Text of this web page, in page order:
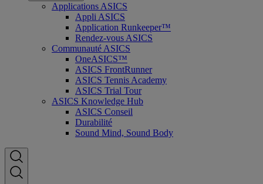
Applications ASICS
Appli ASICS
Application Runkeeper™
Rendez-vous ASICS
Communauté ASICS
OneASICS™
ASICS FrontRunner
ASICS Tennis Academy
ASICS Trial Tour
ASICS Knowledge Hub
ASICS Conseil
Durabilité
Sound Mind, Sound Body